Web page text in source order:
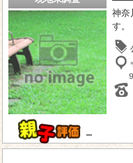
－
神奈
す。